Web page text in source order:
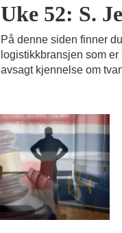
Uke 52: S.
På denne siden finner
logistikkbransjen som
avsagt kjennelse om